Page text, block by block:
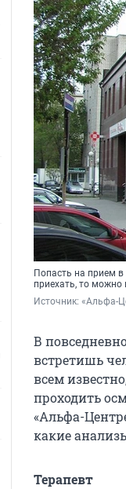
Попасть на прием
приехать, то
Источник: «Альфа-
В
встретишь
всем
проходить
«Альфа-
какие
Терапевт